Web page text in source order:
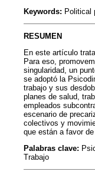
Keywords: Political
RESUMEN
En este artículo
Para eso,
singularidad, un
se adoptó la
trabajo y sus
planes de salud,
empleados
escenario de
colectivos y
que están a favor
Palabras clave:
Trabajo